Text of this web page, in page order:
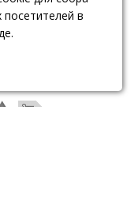
посетителей в